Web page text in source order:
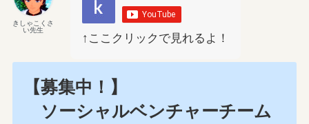
きしゃこくさ
い先生
↑ここクリックで見れるよ！
【募集中！】
ソーシャルベンチャーチーム